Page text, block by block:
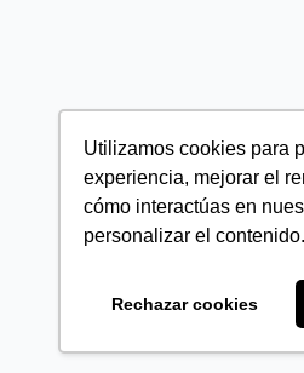
Utilizamos cookies para
experiencia, mejorar el
cómo interactúas en
personalizar el contenido.
Rechazar cookies